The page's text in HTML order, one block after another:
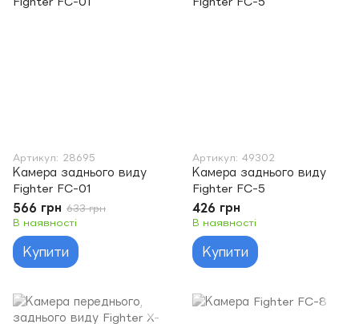
Артикул: 28695
Камера заднього виду
Fighter FC-01
566 грн 633 грн
В наявності
Купити
Артикул: 49302
Камера заднього виду
Fighter FC-5
426 грн
В наявності
Купити